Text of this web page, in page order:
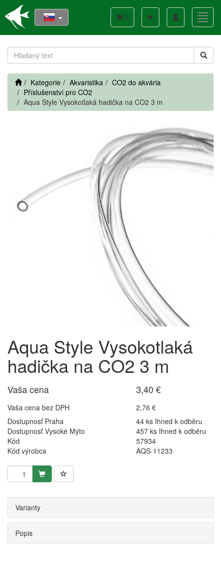
Toggle
navigation
0
Kategorie Akvaristika
CO2 do akvária
Příslušenství pro CO2
Aqua Style Vysokotlaká hadička na CO2 3 m
Aqua Style Vysokotlaká
hadička na CO2 3 m
Vaša cena 3,40 €
Vaša cena bez DPH
2,76 €
Dostupnosť Praha
44 ks Ihned k odběru
Dostupnosť Vysoké Mýto
457 ks Ihned k odběru
Kód
57934
Kód výrobca
AQS-11233
Varianty
Popis